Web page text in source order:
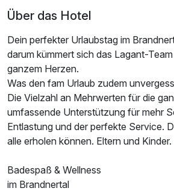
Ausstattung
Für 4 Tage
Über das Hotel
Dein perfekter Urlaubstag im
darum kümmert sich das Lagant-
ganzem Herzen.
Was den fam Urlaub zudem
Die Vielzahl an Mehrwerten für die
umfassende Unterstützung für mehr
Entlastung und der perfekte Service.
alle erholen können. Eltern und Kinder.
Badespaß & Wellness
im Brandnertal